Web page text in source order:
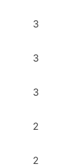
3
3
3
2
2